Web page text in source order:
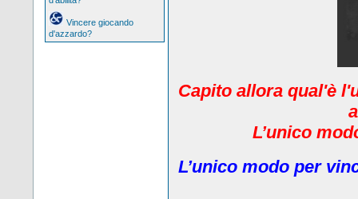
Vincere giocando
d'azzardo?
Capito allora qual'è
L’unico
L’unico modo per